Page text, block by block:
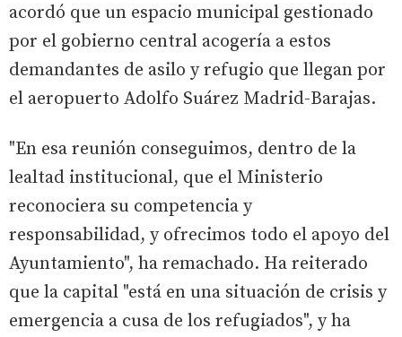
acordó que un espacio municipal gestionado
por el gobierno central acogería a estos
demandantes de asilo y refugio que llegan por
el aeropuerto Adolfo Suárez Madrid-Barajas.
"En esa reunión conseguimos, dentro de la
lealtad institucional, que el Ministerio
reconociera su competencia y
responsabilidad, y ofrecimos todo el apoyo del
Ayuntamiento", ha remachado. Ha reiterado
que la capital "está en una situación de crisis y
emergencia a cusa de los refugiados", y ha